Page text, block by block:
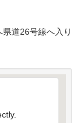
道26号線へ入り